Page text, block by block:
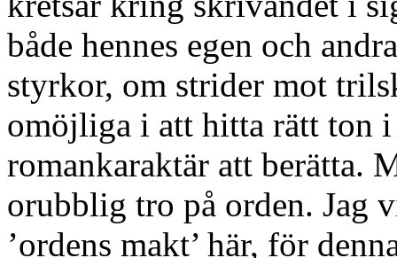
både hennes egen och
styrkor, om strider mot
omöjliga i att hitta rätt ton
romankaraktär att berätta.
orubblig tro på orden. Jag
’ordens makt’ här, för